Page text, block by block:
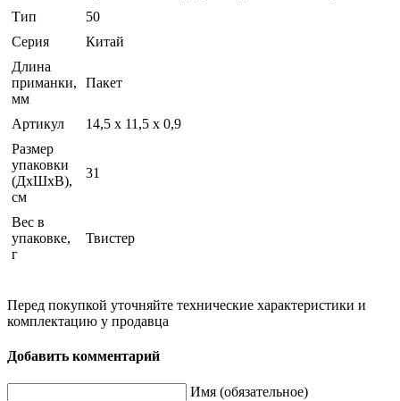
Тип
50
Серия
Китай
Длина
приманки,
мм
Пакет
Артикул
14,5 х 11,5 х 0,9
Размер
упаковки
(ДхШхВ),
см
31
Вес в
упаковке,
г
Твистер
Перед покупкой уточняйте технические характеристики и
комплектацию у продавца
Добавить комментарий
Имя (обязательное)